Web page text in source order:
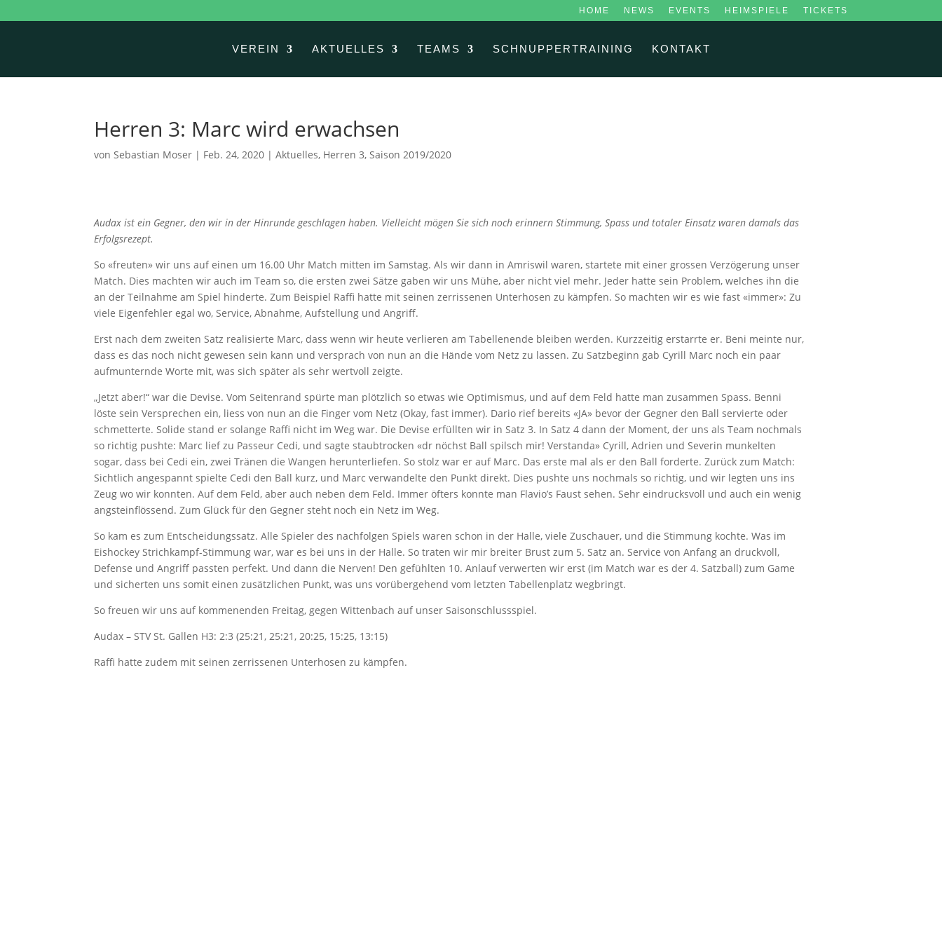
HOME NEWS EVENTS HEIMSPIELE TICKETS
VEREIN AKTUELLES TEAMS SCHNUPPERTRAINING KONTAKT
Herren 3: Marc wird erwachsen
vonSebastian Moser | Feb. 24, 2020 |Aktuelles, Herren 3,Saison 2019/2020
Audax ist ein Gegner, den wir in der Hinrunde geschlagen haben. Vielleicht mögen Sie sich noch erinnern Stimmung, Spass und totaler Einsatz waren damals das
Erfolgsrezept.
So «freuten» wir uns auf einen um 16.00 Uhr Match mitten im Samstag. Als wir dann in Amriswil waren, startete mit einer grossen Verzögerung unser
Match. Dies machten wir auch im Team so, die ersten zwei Sätze gaben wir uns Mühe, aber nicht viel mehr. Jeder hatte sein Problem, welches ihn die
an der Teilnahme am Spiel hinderte. Zum Beispiel Raffi hatte mit seinen zerrissenen Unterhosen zu kämpfen. So machten wir es wie fast «immer»: Zu
viele Eigenfehler egal wo, Service, Abnahme, Aufstellung und Angriff.
Erst nach dem zweiten Satz realisierte Marc, dass wenn wir heute verlieren am Tabellenende bleiben werden. Kurzzeitig erstarrte er. Beni meinte nur,
dass es das noch nicht gewesen sein kann und versprach von nun an die Hände vom Netz zu lassen. Zu Satzbeginn gab Cyrill Marc noch ein paar
aufmunternde Worte mit, was sich später als sehr wertvoll zeigte.
„Jetzt aber!“ war die Devise. Vom Seitenrand spürte man plötzlich so etwas wie Optimismus, und auf dem Feld hatte man zusammen Spass. Benni
löste sein Versprechen ein, liess von nun an die Finger vom Netz (Okay, fast immer). Dario rief bereits «JA» bevor der Gegner den Ball servierte oder
schmetterte. Solide stand er solange Raffi nicht im Weg war. Die Devise erfüllten wir in Satz 3. In Satz 4 dann der Moment, der uns als Team nochmals
so richtig pushte: Marc lief zu Passeur Cedi, und sagte staubtrocken «dr nöchst Ball spilsch mir! Verstanda» Cyrill, Adrien und Severin munkelten
sogar, dass bei Cedi ein, zwei Tränen die Wangen herunterliefen. So stolz war er auf Marc. Das erste mal als er den Ball forderte. Zurück zum Match:
Sichtlich angespannt spielte Cedi den Ball kurz, und Marc verwandelte den Punkt direkt. Dies pushte uns nochmals so richtig, und wir legten uns ins
Zeug wo wir konnten. Auf dem Feld, aber auch neben dem Feld. Immer öfters konnte man Flavio’s Faust sehen. Sehr eindrucksvoll und auch ein wenig
angsteinflössend. Zum Glück für den Gegner steht noch ein Netz im Weg.
So kam es zum Entscheidungssatz. Alle Spieler des nachfolgen Spiels waren schon in der Halle, viele Zuschauer, und die Stimmung kochte. Was im
Eishockey Strichkampf-Stimmung war, war es bei uns in der Halle. So traten wir mir breiter Brust zum 5. Satz an. Service von Anfang an druckvoll,
Defense und Angriff passten perfekt. Und dann die Nerven! Den gefühlten 10. Anlauf verwerten wir erst (im Match war es der 4. Satzball) zum Game
und sicherten uns somit einen zusätzlichen Punkt, was uns vorübergehend vom letzten Tabellenplatz wegbringt.
So freuen wir uns auf kommenenden Freitag, gegen Wittenbach auf unser Saisonschlussspiel.
Audax – STV St. Gallen H3: 2:3 (25:21, 25:21, 20:25, 15:25, 13:15)
Raffi hatte zudem mit seinen zerrissenen Unterhosen zu kämpfen.